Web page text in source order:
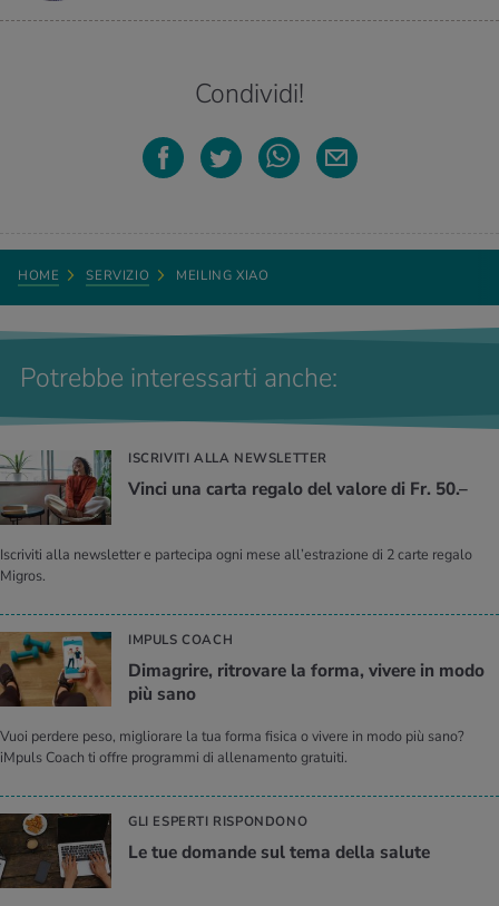
Condividi!
HOME SERVIZIO MEILING XIAO
Potrebbe interessarti anche:
ISCRIVITI ALLA NEWSLETTER
Vinci una carta re­ga­lo del va­lo­re di Fr. 50.–
Iscriviti alla newsletter e partecipa ogni mese all’estrazione di 2 carte regalo
Migros.
IMPULS COACH
Di­ma­gri­re, ri­tro­va­re la forma, vi­ve­re in modo
più sano
Vuoi perdere peso, migliorare la tua forma fisica o vivere in modo più sano?
iMpuls Coach ti offre programmi di allenamento gratuiti.
GLI ESPERTI RISPONDONO
Le tue do­man­de sul tema della sa­lu­te